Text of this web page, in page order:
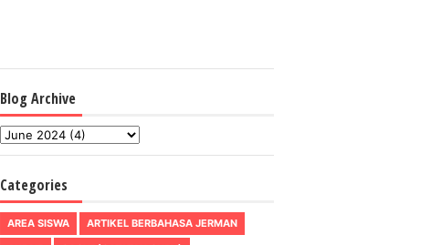
Blog Archive
Categories
AREA SISWA
ARTIKEL BERBAHASA JERMAN